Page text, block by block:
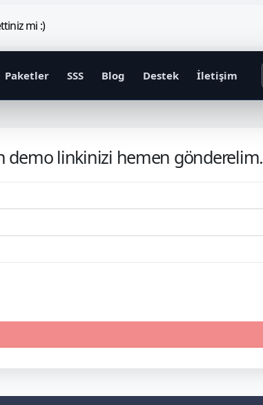
mi :)
Paketler SSS Blog Destek İletişim
demo linkinizi hemen gönderelim.